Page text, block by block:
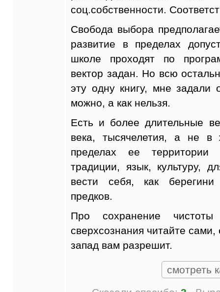
соц.собственности.
Свобода выбора
развитие в пределах
школе проходят по
вектор задан. Но всю
эту одну книгу, мне задали
можно, а как нельзя.
Есть и более длительные
века, тысячелетия, а не в
пределах ее территории
традиции, язык, культуру,
вести себя, как
предков.
Про сохранение
сверхсознания читайте
запад вам разрешит.
смотреть